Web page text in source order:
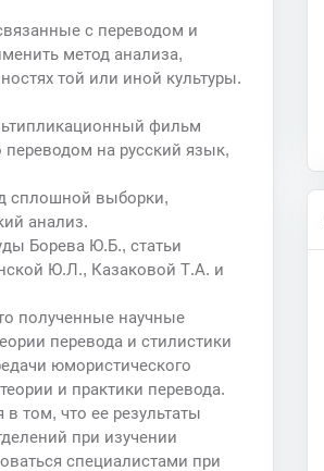
с переводом и
метод анализа,
той или иной культуры.
фильм
переводом на русский язык,
сплошной выборки,
анализ.
Борева Ю.Б., статьи
Ю.Л., Казаковой Т.А. и
полученные научные
перевода и стилистики
юмористического
и практики перевода.
том, что ее результаты
при изучении
специалистами при